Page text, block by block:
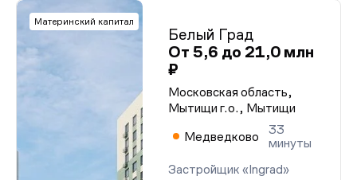
Материнский капитал
Белый Град
От 5,6 до 21,0 млн
₽
Московская область,
Мытищи г.о., Мытищи
Медведково
33
минуты
Застройщик «Ingrad»